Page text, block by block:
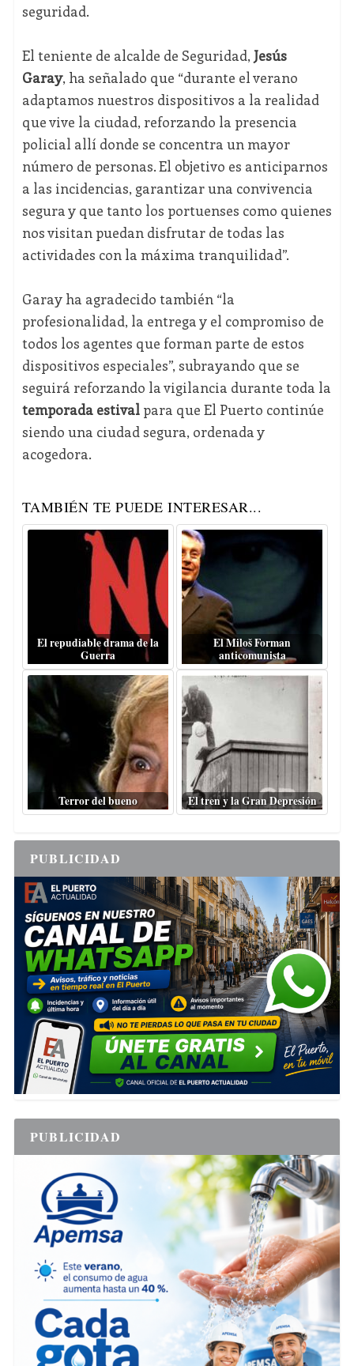
seguridad.
El teniente de alcalde de Seguridad, Jesús
Garay, ha señalado que “durante el verano
adaptamos nuestros dispositivos a la realidad
que vive la ciudad, reforzando la presencia
policial allí donde se concentra un mayor
número de personas. El objetivo es anticiparnos
a las incidencias, garantizar una convivencia
segura y que tanto los portuenses como quienes
nos visitan puedan disfrutar de todas las
actividades con la máxima tranquilidad”.
Garay ha agradecido también “la
profesionalidad, la entrega y el compromiso de
todos los agentes que forman parte de estos
dispositivos especiales”, subrayando que se
seguirá reforzando la vigilancia durante toda la
temporada estivalpara que El Puerto continúe
siendo una ciudad segura, ordenada y
acogedora.
TAMBIÉN TE PUEDE INTERESAR...
El repudiable drama de la
Guerra
El Miloš Forman
anticomunista
Terror del bueno El tren y la Gran Depresión
PUBLICIDAD
PUBLICIDAD